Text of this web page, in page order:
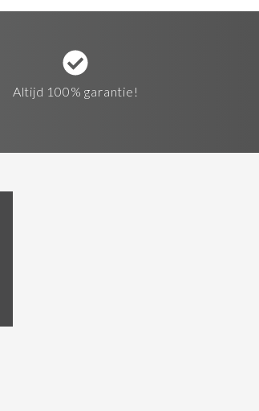
Altijd 100% garantie!